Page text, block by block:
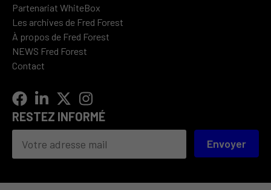
Partenariat WhiteBox
Les archives de Fred Forest
À propos de Fred Forest
NEWS Fred Forest
Contact
RESTEZ INFORMÉ
Envoyer